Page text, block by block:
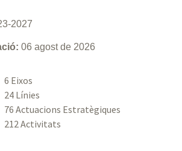
2027
06 agost de 2026
6 Eixos
24 Línies
76 Actuacions Estratègiques
212 Activitats